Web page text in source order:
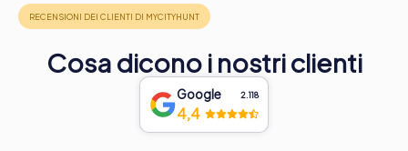
Cosa dicono i nostri clienti
Google 2.118
4,4